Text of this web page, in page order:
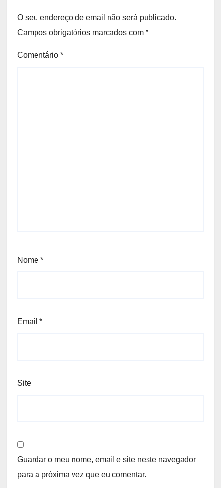
O seu endereço de email não será publicado.
Campos obrigatórios marcados com *
Comentário *
Nome *
Email *
Site
Guardar o meu nome, email e site neste navegador
para a próxima vez que eu comentar.